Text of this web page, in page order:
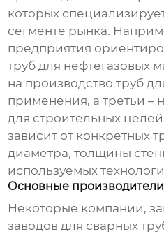
которых
сегменте рынка.
предприятия
труб для нефтегазовых
на производство труб
применения, а третьи –
для строительных
зависит от конкретных
диаметра, толщины
используемых
Основные
Некоторые компании,
заводов для сварных